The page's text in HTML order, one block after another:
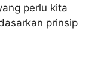
perlu kita
prinsip